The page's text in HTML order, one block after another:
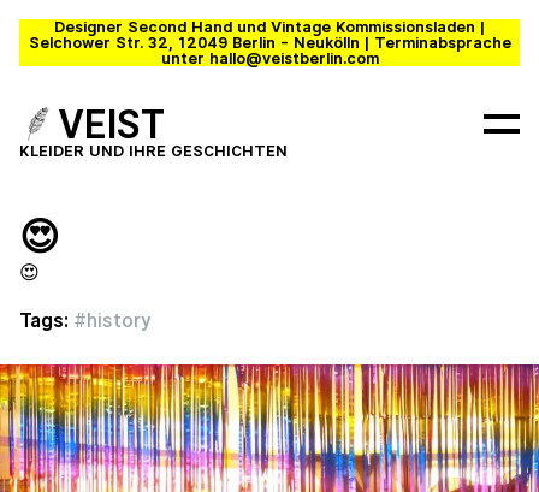
Designer Second Hand und Vintage Kommissionsladen |
Selchower Str. 32, 12049 Berlin - Neukölln | Terminabsprache
unter hallo@veistberlin.com
VEIST
KLEIDER UND IHRE GESCHICHTEN
😍
😍
Tags: # history